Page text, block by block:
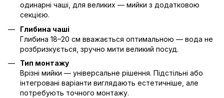
одинарні чаші, для великих — мийки з додатковою
секцією.
Глибина чаші
Глибина 18–20 см вважається оптимальною — вода не
розбризкується, зручно мити великий посуд.
Тип монтажу
Врізні мийки — універсальне рішення. Підстільні або
інтегровані варіанти виглядають естетичніше, але
потребують точного монтажу.